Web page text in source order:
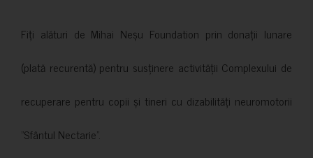
Fiți alături de Mihai Neșu Foundation prin donații lunare
(plată recurentă) pentru susținere activității Complexului de
recuperare pentru copii și tineri cu dizabilități neuromotorii
”Sfântul Nectarie”.